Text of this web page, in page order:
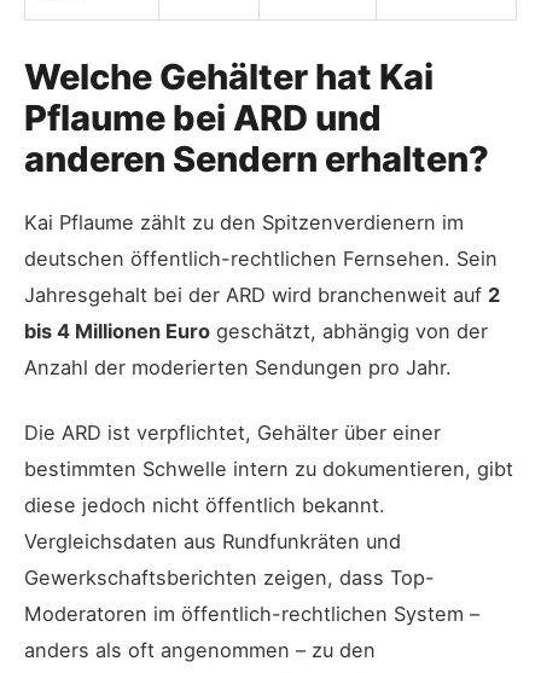
Welche Gehälter hat Kai
Pflaume bei ARD und
anderen Sendern erhalten?
Kai Pflaume zählt zu den Spitzenverdienern im
deutschen öffentlich-rechtlichen Fernsehen. Sein
Jahresgehalt bei der ARD wird branchenweit auf 2
bis 4 Millionen Euro geschätzt, abhängig von der
Anzahl der moderierten Sendungen pro Jahr.
Die ARD ist verpflichtet, Gehälter über einer
bestimmten Schwelle intern zu dokumentieren, gibt
diese jedoch nicht öffentlich bekannt.
Vergleichsdaten aus Rundfunkräten und
Gewerkschaftsberichten zeigen, dass Top-
Moderatoren im öffentlich-rechtlichen System –
anders als oft angenommen – zu den